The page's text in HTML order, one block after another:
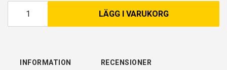
LÄGG I VARUKORG
INFORMATION RECENSIONER